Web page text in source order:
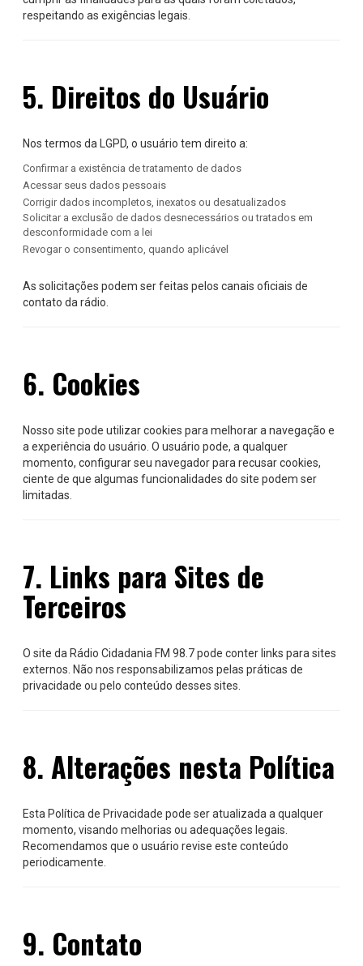
respeitando as exigências legais.
5. Direitos do Usuário
Nos termos da LGPD, o usuário tem direito a:
Confirmar a existência de tratamento de dados
Acessar seus dados pessoais
Corrigir dados incompletos, inexatos ou desatualizados
Solicitar a exclusão de dados desnecessários ou tratados em
desconformidade com a lei
Revogar o consentimento, quando aplicável
As solicitações podem ser feitas pelos canais oficiais de
contato da rádio.
6. Cookies
Nosso site pode utilizar cookies para melhorar a navegação e
a experiência do usuário. O usuário pode, a qualquer
momento, configurar seu navegador para recusar cookies,
ciente de que algumas funcionalidades do site podem ser
limitadas.
7. Links para Sites de
Terceiros
O site da Rádio Cidadania FM 98.7 pode conter links para sites
externos. Não nos responsabilizamos pelas práticas de
privacidade ou pelo conteúdo desses sites.
8. Alterações nesta Política
Esta Política de Privacidade pode ser atualizada a qualquer
momento, visando melhorias ou adequações legais.
Recomendamos que o usuário revise este conteúdo
periodicamente.
9. Contato